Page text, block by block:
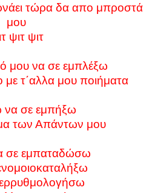
τώρα δα απο μπροστά
μου
ψιτ ψιτ
μου να σε εμπλέξω
με τ΄αλλα μου ποιήματα
σε εμπήξω
των Απάντων μου
σε εμπαταδώσω